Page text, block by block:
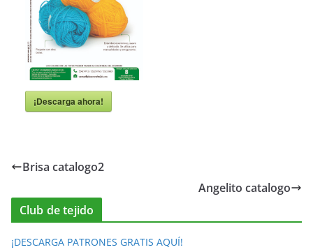
¡Descarga ahora!
Brisa catalogo2
Angelito catalogo
Club de tejido
¡DESCARGA PATRONES GRATIS AQUÍ!